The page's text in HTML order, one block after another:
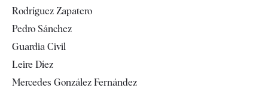
Televisión
Rodríguez Zapatero
Pedro Sánchez
Guardia Civil
Leire Díez
Mercedes González Fernández